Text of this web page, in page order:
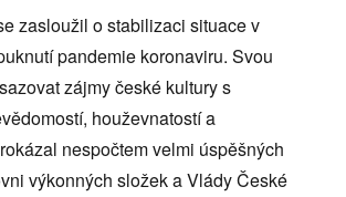
zasloužil o stabilizaci situace v
pandemie koronaviru. Svou
zájmy české kultury s
houževnatostí a
nespočtem velmi úspěšných
výkonných složek a Vlády České